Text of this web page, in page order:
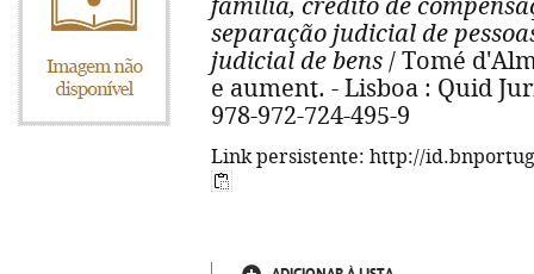
família, crédito de
separação judicial de
judicial de bens / Tomé
e aument. - Lisboa : Quid
978-972-724-495-9
Link persistente: http://